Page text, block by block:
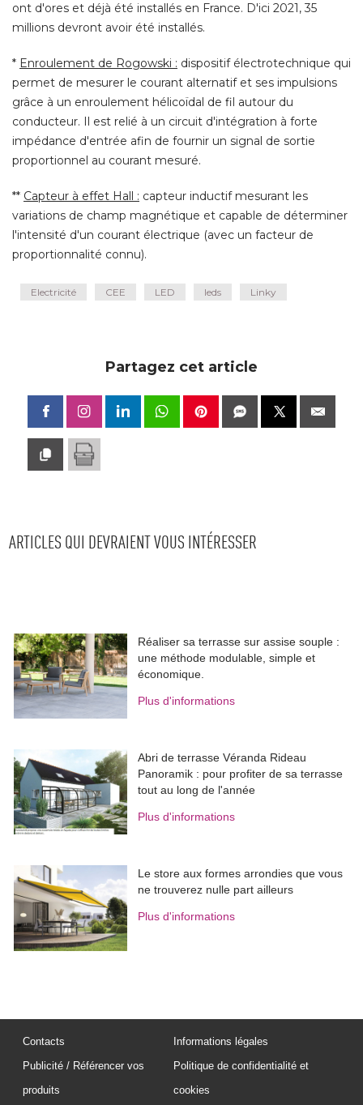
ont d'ores et déjà été installés en France. D'ici 2021, 35
millions devront avoir été installés.
* Enroulement de Rogowski : dispositif électrotechnique qui
permet de mesurer le courant alternatif et ses impulsions
grâce à un enroulement hélicoïdal de fil autour du
conducteur. Il est relié à un circuit d'intégration à forte
impédance d'entrée afin de fournir un signal de sortie
proportionnel au courant mesuré.
** Capteur à effet Hall : capteur inductif mesurant les
variations de champ magnétique et capable de déterminer
l'intensité d'un courant électrique (avec un facteur de
proportionnalité connu).
Electricité CEE LED leds Linky
Partagez cet article
ARTICLES QUI DEVRAIENT VOUS INTÉRESSER
Réaliser sa terrasse sur assise souple :
une méthode modulable, simple et
économique.
Plus d'informations
Abri de terrasse Véranda Rideau
Panoramik : pour profiter de sa terrasse
tout au long de l'année
Plus d'informations
Le store aux formes arrondies que vous
ne trouverez nulle part ailleurs
Plus d'informations
Contacts
Publicité / Référencer vos
produits
Informations légales
Politique de confidentialité et
cookies